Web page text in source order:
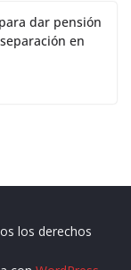
dar pensión
en
los derechos